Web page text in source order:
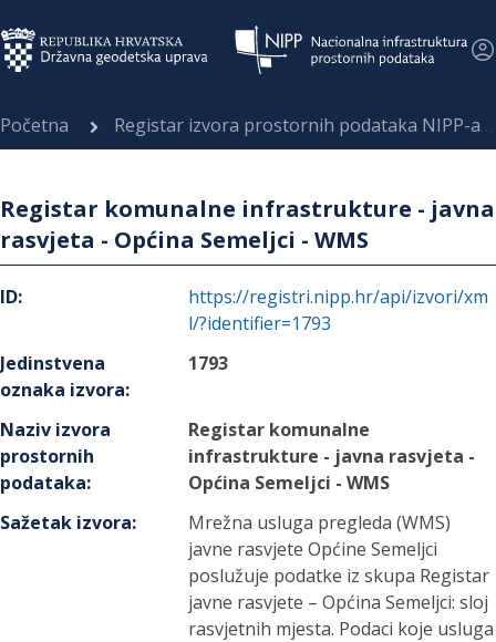
Početna Registar izvora prostornih podataka NIPP-a
Registar komunalne infrastrukture - javna
rasvjeta - Općina Semeljci - WMS
ID:
https://registri.nipp.hr/api/izvori/xm
l/?identifier=1793
Jedinstvena
oznaka izvora:
1793
Naziv izvora
prostornih
podataka:
Registar komunalne
infrastrukture - javna rasvjeta -
Općina Semeljci - WMS
Sažetak izvora:
Mrežna usluga pregleda (WMS)
javne rasvjete Općine Semeljci
poslužuje podatke iz skupa Registar
javne rasvjete – Općina Semeljci: sloj
rasvjetnih mjesta. Podaci koje usluga